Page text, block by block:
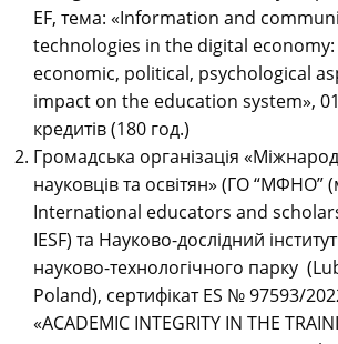
EF, тема: «Information and
technologies in the digital
economic, political, psychological
impact on the education system»,
кредитів (180 год.)
Громадська організація
науковців та освітян» (ГО “МФНО”
International educators and
IESF) та Науково-дослідний
науково-технологічного парку
Poland), сертифікат ES № 97593/
«ACADEMIC INTEGRITY IN THE